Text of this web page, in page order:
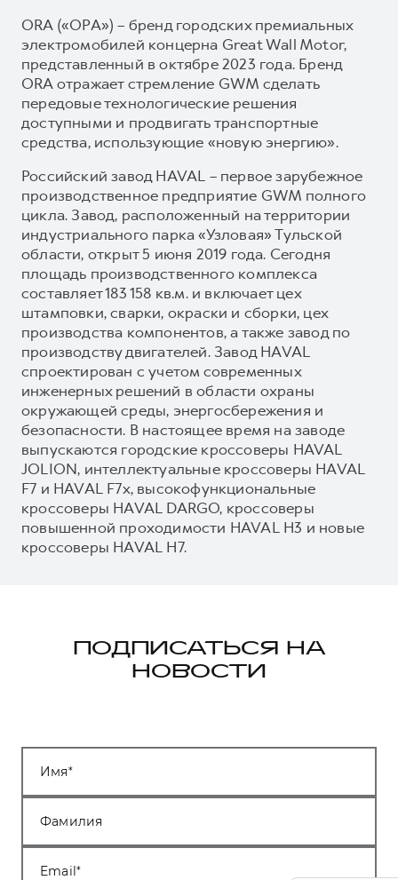
ORA («ОРА») – бренд городских премиальных
электромобилей концерна Great Wall Motor,
представленный в октябре 2023 года. Бренд
ORA отражает стремление GWM сделать
передовые технологические решения
доступными и продвигать транспортные
средства, использующие «новую энергию».
Российский завод HAVAL – первое зарубежное
производственное предприятие GWM полного
цикла. Завод, расположенный на территории
индустриального парка «Узловая» Тульской
области, открыт 5 июня 2019 года. Сегодня
площадь производственного комплекса
составляет 183 158 кв.м. и включает цех
штамповки, сварки, окраски и сборки, цех
производства компонентов, а также завод по
производству двигателей. Завод HAVAL
спроектирован с учетом современных
инженерных решений в области охраны
окружающей среды, энергосбережения и
безопасности. В настоящее время на заводе
выпускаются городские кроссоверы HAVAL
JOLION, интеллектуальные кроссоверы HAVAL
F7 и HAVAL F7x, высокофункциональные
кроссоверы HAVAL DARGO, кроссоверы
повышенной проходимости HAVAL H3 и новые
кроссоверы HAVAL H7.
ПОДПИСАТЬСЯ НА
НОВОСТИ
Имя
Фамилия
Email